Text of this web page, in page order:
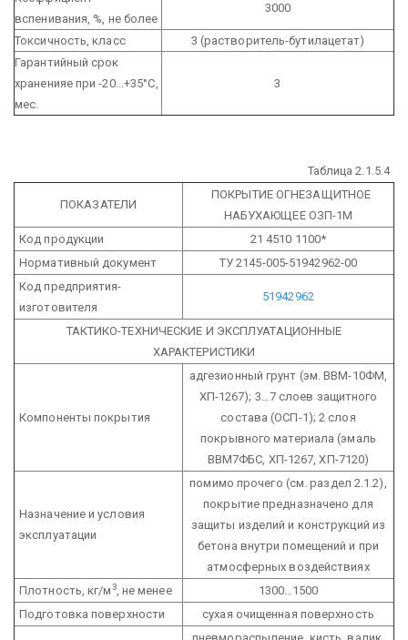
вспенивания, %, не более
3000
Токсичность, класс 3 (растворитель-бутилацетат)
Гарантийный срок
храненияе при -20...+35°С,
мес.
3
Таблица 2.1.5.4
ПОКАЗАТЕЛИ
ПОКРЫТИЕ ОГНЕЗАЩИТНОЕ
НАБУХАЮЩЕЕОЗП-1М
Код продукции
21 4510 1100*
Нормативный документ
ТУ 2145-005-51942962-00
Код предприятия-
изготовителя
51942962
ТАКТИКО-ТЕХНИЧЕСКИЕ И ЭКСПЛУАТАЦИОННЫЕ
ХАРАКТЕРИСТИКИ
Компоненты покрытия
адгезионный грунт (эм. ВВМ-10ФМ,
ХП-1267); 3…7 слоев защитного
состава (ОСП-1); 2 слоя
покрывного материала(эмаль
ВВМ7ФБС, ХП-1267, ХП-7120)
Назначение и условия
эксплуатации
помимо прочего (см. раздел 2.1.2),
покрытие предназначено для
защиты изделий и конструкций из
бетона внутри помещений и при
атмосферных воздействиях
Плотность, кг/м3, не менее
1300…1500
Подготовка поверхности
сухая очищенная поверхность
пневмораспыление, кисть, валик,